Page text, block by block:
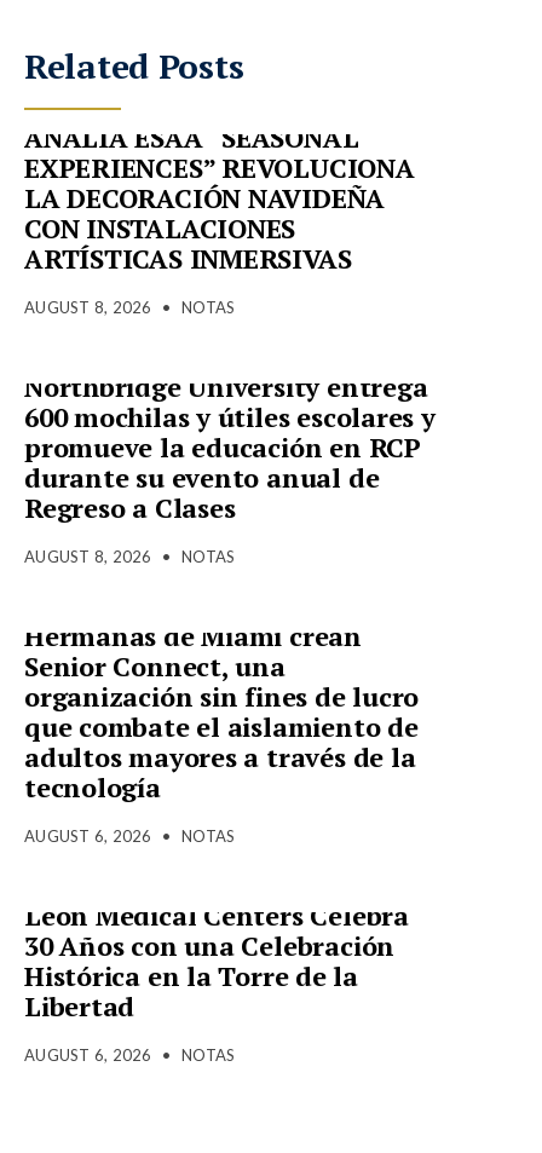
Related Posts
ANALÍA ESAA “SEASONAL
EXPERIENCES” REVOLUCIONA
LA DECORACIÓN NAVIDEÑA
CON INSTALACIONES
ARTÍSTICAS INMERSIVAS
AUGUST 8, 2026 • NOTAS
Northbridge University entrega
600 mochilas y útiles escolares y
promueve la educación en RCP
durante su evento anual de
Regreso a Clases
AUGUST 8, 2026 • NOTAS
Hermanas de Miami crean
Senior Connect, una
organización sin fines de lucro
que combate el aislamiento de
adultos mayores a través de la
tecnología
AUGUST 6, 2026 • NOTAS
Leon Medical Centers Celebra
30 Años con una Celebración
Histórica en la Torre de la
Libertad
AUGUST 6, 2026 • NOTAS